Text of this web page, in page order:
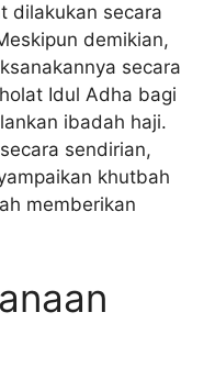
dilakukan secara
demikian,
secara
Idul Adha bagi
ibadah haji.
sendirian,
khutbah
memberikan